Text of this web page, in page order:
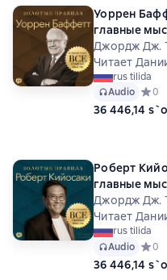
Уоррен
главные
Джордж Дж.
Читает
rus tilida
Audio
0
36 446,14
Роберт
главные
Джордж Дж.
Читает
rus tilida
Audio
0
36 446,14